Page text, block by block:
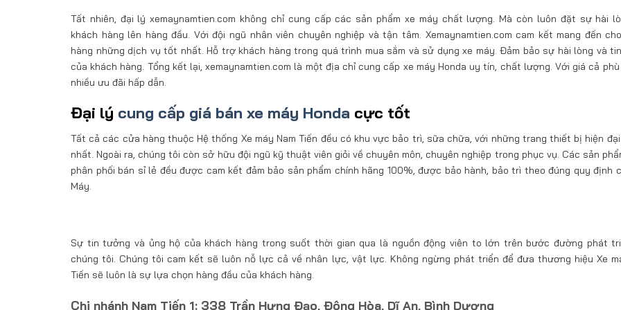
Tất nhiên, đại lý xemaynamtien.com không chỉ cung cấp các sản phẩm xe máy chất lượng. Mà còn luôn đặt sự hài
khách hàng lên hàng đầu. Với đội ngũ nhân viên chuyên nghiệp và tận tâm. Xemaynamtien.com cam kết mang đến
hàng những dịch vụ tốt nhất. Hỗ trợ khách hàng trong quá trình mua sắm và sử dụng xe máy. Đảm bảo sự hài lòng và
của khách hàng. Tổng kết lại, xemaynamtien.com là một địa chỉ cung cấp xe máy Honda uy tín, chất lượng. Với giá cả
nhiều ưu đãi hấp dẫn.
Đại lý cung cấp giá bán xe máy Honda cực tốt
Tất cả các cửa hàng thuộc Hệ thống Xe máy Nam Tiến đều có khu vực bảo trì, sữa chữa, với những trang thiết bị hiện
nhất. Ngoài ra, chúng tôi còn sở hữu đội ngũ kỹ thuật viên giỏi về chuyên môn, chuyên nghiệp trong phục vụ. Các sản
phân phối bán sỉ lẻ đều được cam kết đảm bảo sản phẩm chính hãng 100%, được bảo hành, bảo trì theo đúng quy định
Máy.
Sự tin tưởng và ủng hộ của khách hàng trong suốt thời gian qua là nguồn động viên to lớn trên bước đường phát
chúng tôi. Chúng tôi cam kết sẽ luôn nỗ lực cả về nhân lực, vật lực. Không ngừng phát triển để đưa thương hiệu Xe
Tiến sẽ luôn là sự lựa chọn hàng đầu của khách hàng.
Chi nhánh Nam Tiến 1: 338 Trần Hưng Đạo, Đông Hòa, Dĩ An, Bình Dương